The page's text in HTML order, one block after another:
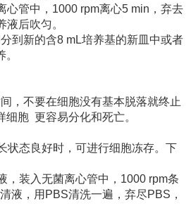
心管中，1000 rpm离心5 min，弃去
养液后吹匀。
到新的含8 mL培养基的新皿中或者
，不要在细胞没有基本脱落就终止
胞 更容易分化和死亡。
状态良好时，可进行细胞冻存。下
，装入无菌离心管中，1000 rpm条
液，用PBS清洗一遍，弃尽PBS，